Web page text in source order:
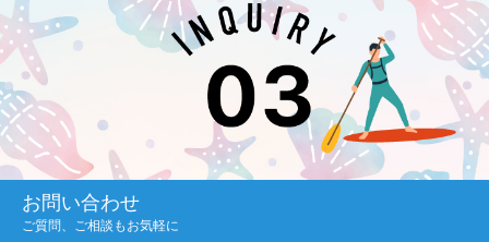
お問い合わせ
ご質問、ご相談もお気軽に